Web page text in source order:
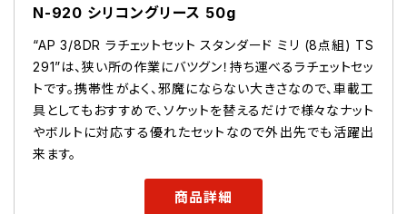
N-920 シリコングリース 50g
“AP 3/8DR ラチェットセット スタンダード ミリ (8点組) TS
291”は、狭い所の作業にバツグン！持ち運べるラチェットセッ
トです。携帯性がよく、邪魔にならない大きさなので、車載工
具としてもおすすめで、ソケットを替えるだけで様々なナット
やボルトに対応する優れたセットなので外出先でも活躍出
来ます。
商品詳細